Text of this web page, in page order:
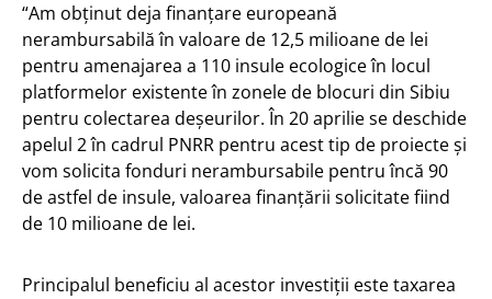
“Am obținut deja finanțare europeană
nerambursabilă în valoare de 12,5 milioane de lei
pentru amenajarea a 110 insule ecologice în locul
platformelor existente în zonele de blocuri din Sibiu
pentru colectarea deșeurilor. În 20 aprilie se deschide
apelul 2 în cadrul PNRR pentru acest tip de proiecte și
vom solicita fonduri nerambursabile pentru încă 90
de astfel de insule, valoarea finanțării solicitate fiind
de 10 milioane de lei.
Principalul beneficiu al acestor investiții este taxarea